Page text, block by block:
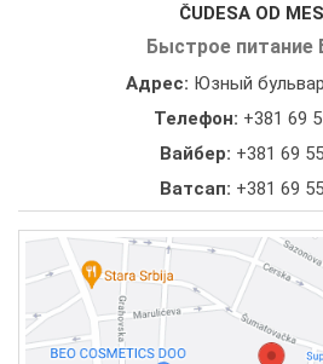
ČUDESA OD
Быстрое питание
Адрес: Юзный
Телефон: +381 69
Вайбер: +381 69
Ватсап: +381 69